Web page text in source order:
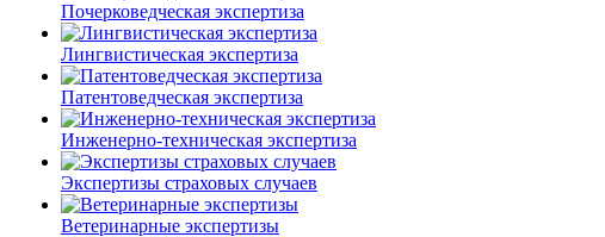
Почерковедческая экспертиза
Лингвистическая экспертиза
Патентоведческая экспертиза
Инженерно-техническая экспертиза
Экспертизы страховых случаев
Ветеринарные экспертизы